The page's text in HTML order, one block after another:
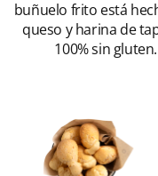
buñuelo frito está
queso y harina de
100% sin gluten.